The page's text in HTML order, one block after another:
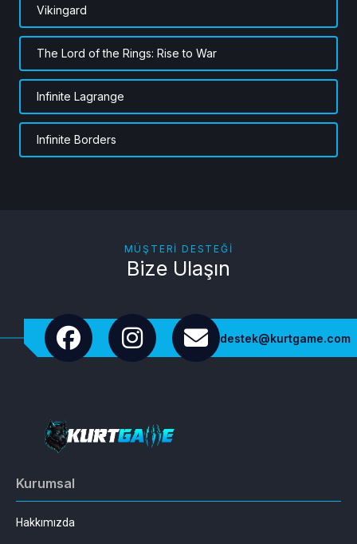
Vikingard
The Lord of the Rings: Rise to War
Infinite Lagrange
Infinite Borders
MÜŞTERI DESTEĞI
Bize Ulaşın
destek@kurtgame.com
Kurumsal
Hakkımızda